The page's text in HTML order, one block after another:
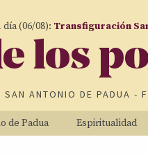
(06/08): Transfiguración
los
SAN ANTONIO DE PADUA -
de Padua Espiritualidad